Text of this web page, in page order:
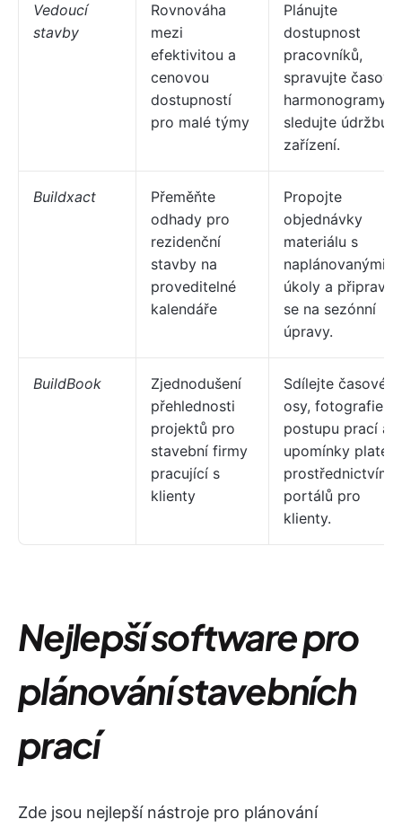
Vedoucí
stavby
Rovnováha
mezi
efektivitou a
cenovou
dostupností
pro malé týmy
Plánujte
dostupnost
pracovníků,
spravujte časové
harmonogramy a
sledujte údržbu
zařízení.
Buildxact
Přeměňte
odhady pro
rezidenční
stavby na
proveditelné
kalendáře
Propojte
objednávky
materiálu s
naplánovanými
úkoly a připravte
se na sezónní
úpravy.
BuildBook
Zjednodušení
přehlednosti
projektů pro
stavební firmy
pracující s
klienty
Sdílejte časové
osy, fotografie
postupu prací a
upomínky plateb
prostřednictvím
portálů pro
klienty.
Nejlepší software pro
plánování stavebních
prací
Zde jsou nejlepší nástroje pro plánování